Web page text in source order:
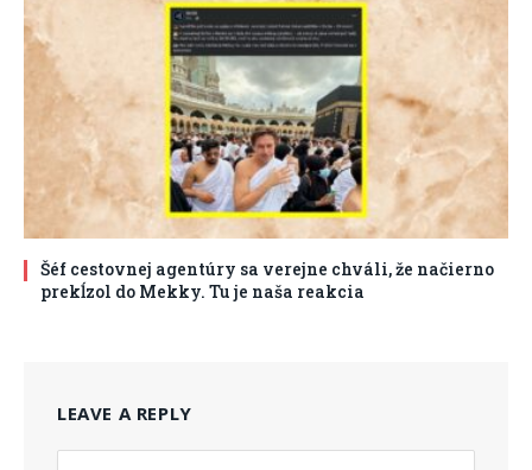
Šéf cestovnej agentúry sa verejne chváli, že načierno
prekĺzol do Mekky. Tu je naša reakcia
LEAVE A REPLY